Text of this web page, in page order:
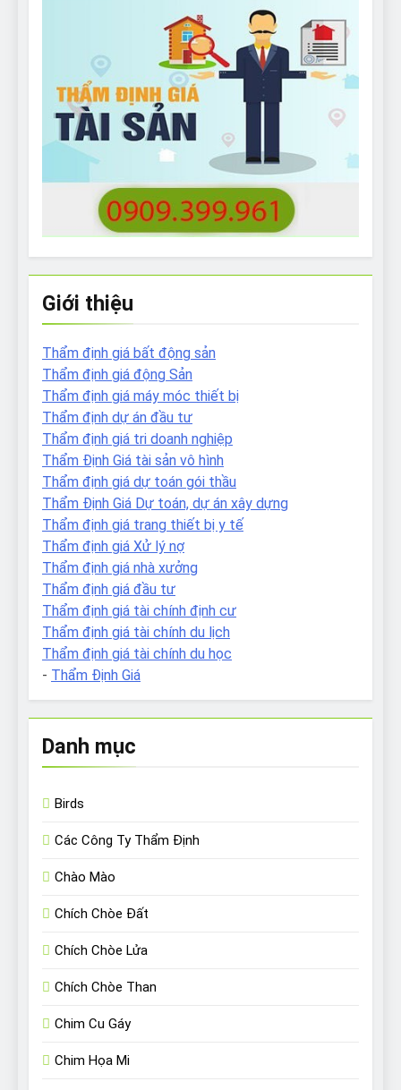
Giới thiệu
Thẩm định giá bất động sản
Thẩm định giá động Sản
Thẩm định giá máy móc thiết bị
Thẩm định dự án đầu tư
Thẩm định giá tri doanh nghiệp
Thẩm Định Giá tài sản vô hình
Thẩm định giá dự toán gói thầu
Thẩm Định Giá Dự toán, dự án xây dựng
Thẩm định giá trang thiết bị y tế
Thẩm định giá Xử lý nợ
Thẩm định giá nhà xưởng
Thẩm định giá đầu tư
Thẩm định giá tài chính định cư
Thẩm định giá tài chính du lịch
Thẩm định giá tài chính du học
- Thẩm Định Giá
Danh mục
Birds
Các Công Ty Thẩm Định
Chào Mào
Chích Chòe Đất
Chích Chòe Lửa
Chích Chòe Than
Chim Cu Gáy
Chim Họa Mi